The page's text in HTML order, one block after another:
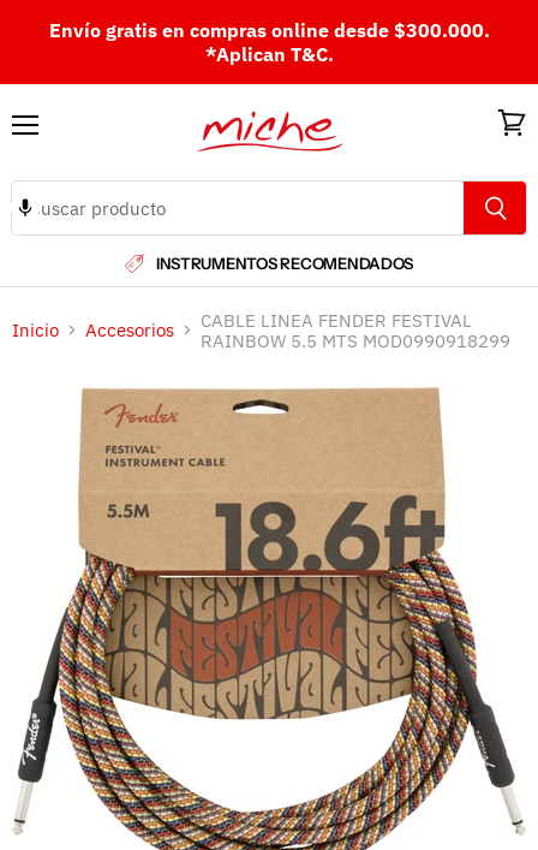
Envío gratis en compras online desde $300.000.
*Aplican T&C.
INSTRUMENTOS RECOMENDADOS
Inicio Accesorios
CABLE LINEA FENDER FESTIVAL
RAINBOW 5.5 MTS MOD0990918299